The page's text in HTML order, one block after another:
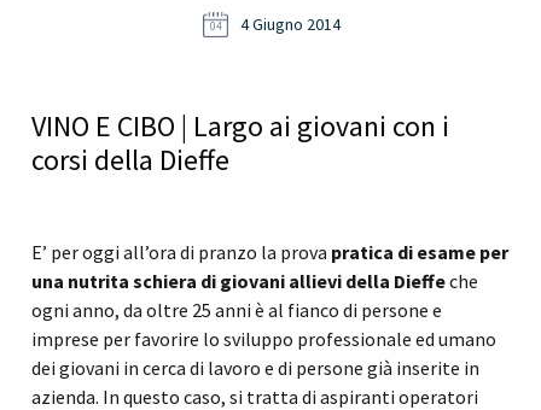
04 4 Giugno 2014
VINO E CIBO | Largo ai giovani con i
corsi della Dieffe
E’ per oggi all’ora di pranzo la prova pratica di esame per
una nutrita schiera di giovani allievi della Dieffeche
ogni anno, da oltre 25 anni è al fianco di persone e
imprese per favorire lo sviluppo professionale ed umano
dei giovani in cerca di lavoro e di persone già inserite in
azienda. In questo caso, si tratta di aspiranti operatori